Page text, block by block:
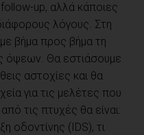
up, αλλά κάποιες
λόγους. Στη
βήμα προς βήμα τη
όψεων. Θα εστιάσουμε
αστοχίες και θα
για τις μελέτες που
τις πτυχές θα είναι:
οδοντίνης (IDS), τι